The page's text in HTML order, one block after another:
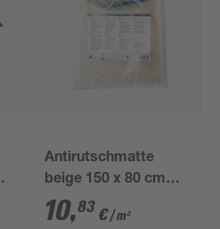
Antirutschmatte
beige 150 x 80 cm
Meterware
10,83 €/ m²